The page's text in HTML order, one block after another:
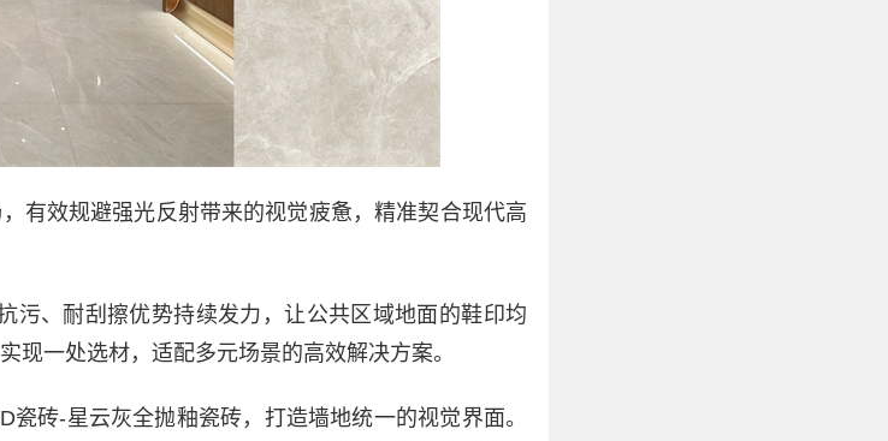
有效规避强光反射带来的视觉疲惫，精准契合现代高
污、耐刮擦优势持续发力，让公共区域地面的鞋印均
现一处选材，适配多元场景的高效解决方案。
瓷砖-星云灰全抛釉瓷砖，打造墙地统一的视觉界面。